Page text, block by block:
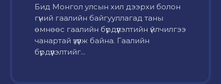
Бид Монгол улсын хил дээрхи болон
гүний гаалийн байгууллагад таны
өмнөөс гаалийн бүрдүүлэлтийн үйлчилгээ
чанартай үзүүлж байна. Гаалийн
бүрдүүлэлтийг...